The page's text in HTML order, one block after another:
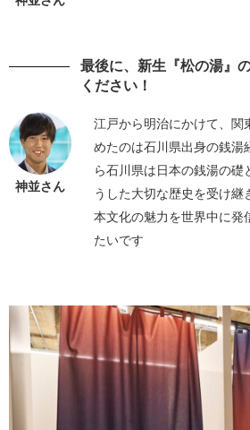
最後に、新生『松の湯』
ください！
神並さん
江戸から明治にかけて、関
めたのは石川県出身の銭湯
ら石川県は日本の銭湯の礎
うした大切な歴史を受け継
本文化の魅力を世界中に発
たいです